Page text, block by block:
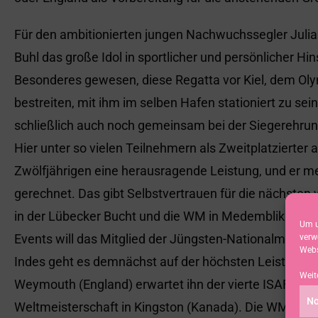
Um
Für den ambitionierten jungen Nachwuchssegler
Buhl das große Idol in sportlicher und persönlicher
Besonderes gewesen, diese Regatta vor Kiel, dem
bestreiten, mit ihm im selben Hafen stationiert zu
schließlich auch noch gemeinsam bei der
Hier unter so vielen Teilnehmern als Zweitplatzierter
Zwölfjährigen eine herausragende Leistung, und er
gerechnet. Das gibt Selbstvertrauen für die nächsten
in der Lübecker Bucht und die WM in Medemblik auf
Events will das Mitglied der Jüngsten-
Indes geht es demnächst auf der höchsten
Weymouth (England) erwartet ihn der vierte ISAF
Weltmeisterschaft in Kingston (Kanada). Die WM ist